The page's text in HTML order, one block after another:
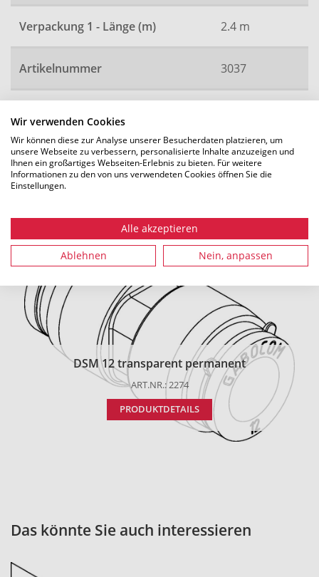
Wir verwenden Cookies
Wir können diese zur Analyse unserer Besucherdaten platzieren, um
unsere Webseite zu verbessern, personalisierte Inhalte anzuzeigen und
Ihnen ein großartiges Webseiten-Erlebnis zu bieten. Für weitere
Informationen zu den von uns verwendeten Cookies öffnen Sie die
Einstellungen.
Alle akzeptieren
Ablehnen Nein, anpassen
Verpackung 1 - Länge (m) 2.4 m
Artikelnummer 3037
Alle Maße in mm. Technische Änderungen vorbehalten.
DSM 12 transparent permanent
ART.NR.: 2274
PRODUKTDETAILS
Das könnte Sie auch interessieren